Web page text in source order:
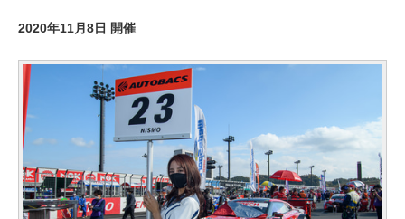
2020年11月8日 開催